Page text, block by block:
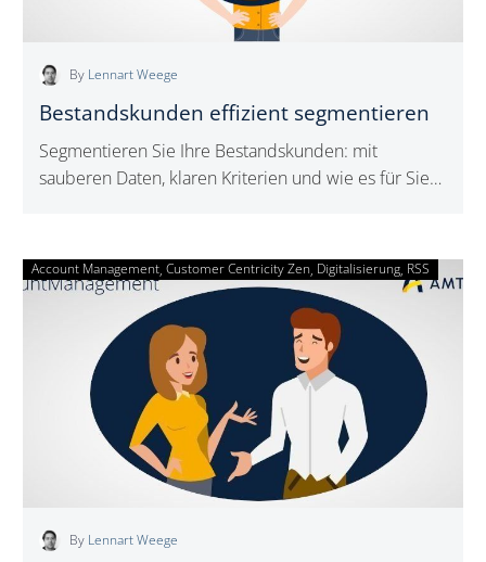
By Lennart Weege
Bestandskunden effizient segmentieren
Segmentieren Sie Ihre Bestandskunden: mit
sauberen Daten, klaren Kriterien und wie es für Sie
Mit
Personalisierung
Bestandskunden
begeistern
Account Management Customer Centricity Zen Digitalisierung RSS
By Lennart Weege